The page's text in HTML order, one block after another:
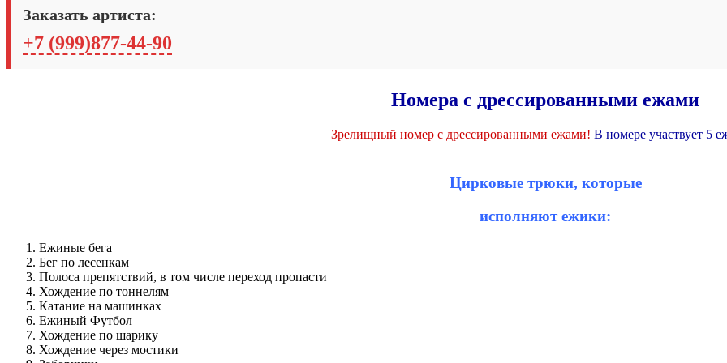
Заказать артиста:
+7 (999)877-44-90
Номера с дрессированными ежами
Зрелищный номер c дрессированными ежами! В номере участвует 5
Цирковые трюки, которые
исполняют ежики:
Ежиные бега
Бег по лесенкам
Полоса препятствий, в том числе переход пропасти
Хождение по тоннелям
Катание на машинках
Ежиный Футбол
Хождение по шарику
Хождение через мостики